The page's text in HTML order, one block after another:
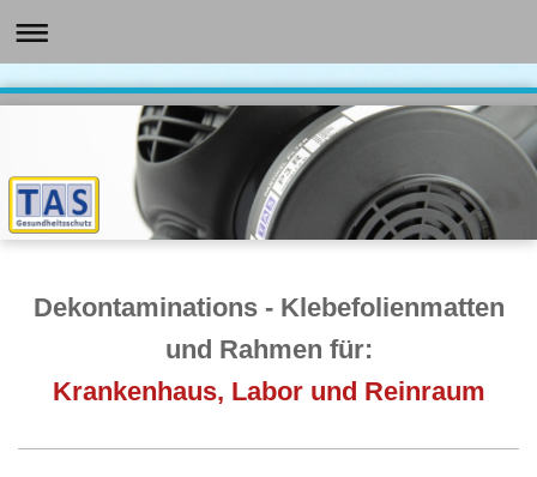
Dekontaminations - Klebefolienmatten
und Rahmen für:
Krankenhaus, Labor und Reinraum